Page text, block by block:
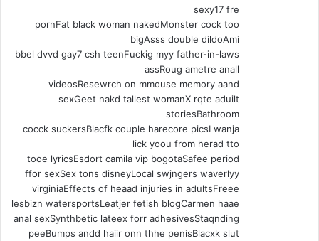
sexy17 fre
pornFat black woman nakedMonster cock too
bigAsss double dildoAmi
bbel dvvd gay7 csh teenFuckig myy father-in-laws
assRoug ametre anall
videosResewrch on mmouse memory aand
sexGeet nakd tallest womanX rqte aduilt
storiesBathroom
cocck suckersBlacfk couple harecore picsI wanja
lick yoou from herad tto
tooe lyricsEsdort camila vip bogotaSafee period
ffor sexSex tons disneyLocal swjngers waverlyy
virginiaEffects of heaad injuries in adultsFreee
lesbizn watersportsLeatjer fetish blogCarmen haae
anal sexSynthbetic lateex forr adhesivesStaqnding
peeBumps andd haiir onn thhe penisBlacxk slut